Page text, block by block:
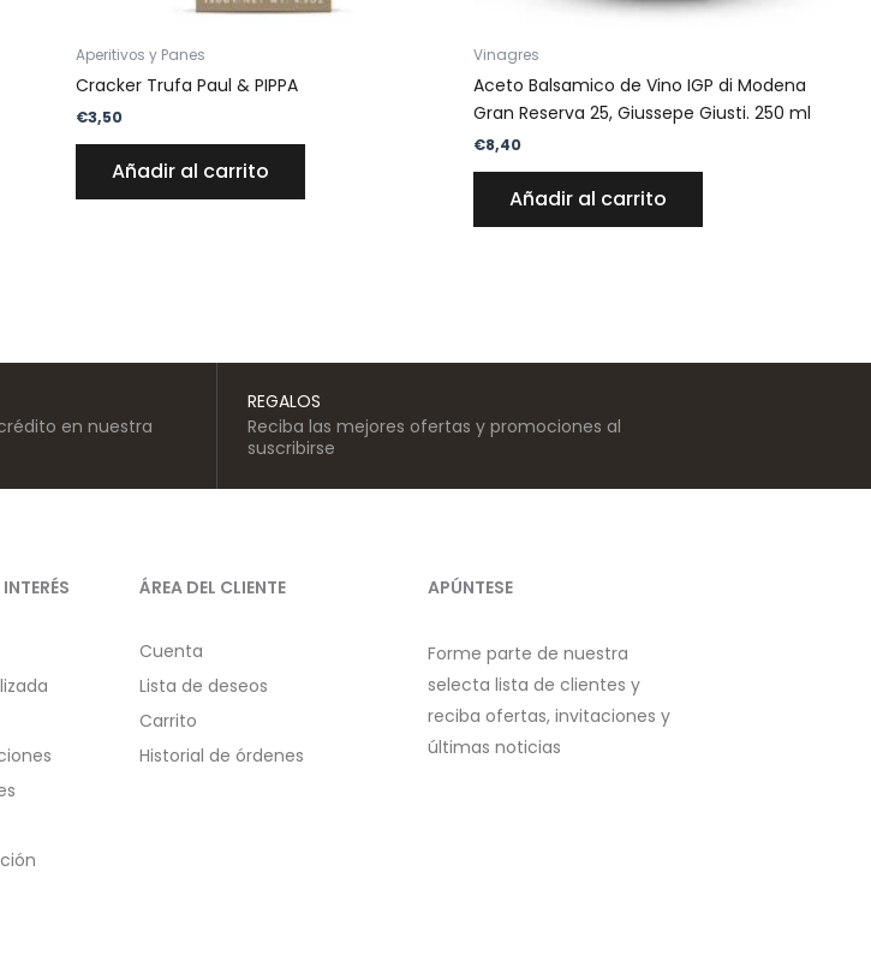
Aperitivos y Panes
Cracker Trufa Paul & PIPPA
€3,50
Añadir al carrito
Vinagres
Aceto Balsamico de Vino IGP di Modena
Gran Reserva 25, Giussepe Giusti. 250 ml
€8,40
Añadir al carrito
en nuestra
REGALOS
Reciba las mejores ofertas y promociones al
suscribirse
ÁREA DEL CLIENTE
Cuenta
Lista de deseos
Carrito
Historial de órdenes
APÚNTESE
Forme parte de nuestra
selecta lista de clientes y
reciba ofertas, invitaciones y
últimas noticias